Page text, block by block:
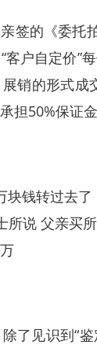
的《委托拍
客户自定价”
销的形式成
担50%保证金
钱转过去了
所说 父亲买
见识到“鉴